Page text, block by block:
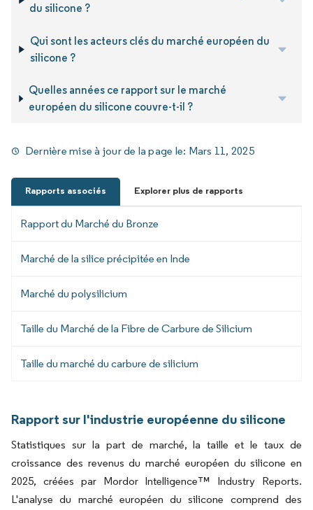
du silicone ?
Qui sont les acteurs clés du marché européen du
silicone ?
Quelles années ce rapport sur le marché
européen du silicone couvre-t-il ?
Dernière mise à jour de la page le: Mars 11, 2025
Rapports associés Explorer plus de rapports
Rapport du Marché du Bronze
Marché de la silice précipitée en Inde
Marché du polysilicium
Taille du Marché de la Fibre de Carbure de Silicium
Taille du marché du carbure de silicium
Rapport sur l'industrie européenne du silicone
Statistiques sur la part de marché, la taille et le taux de
croissance des revenus du marché européen du silicone en
2025, créées par Mordor Intelligence™ Industry Reports.
L'analyse du marché européen du silicone comprend des